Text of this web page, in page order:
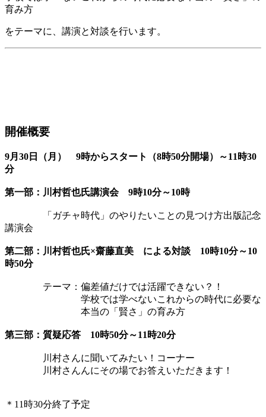
育み方
をテーマに、講演と対談を行います。
開催概要
9月30日（月） 9時からスタート（8時50分開場）～11時30
分
第一部：川村哲也氏講演会 9時10分～10時
「ガチャ時代」のやりたいことの見つけ方出版記念
講演会
第二部：川村哲也氏×齋藤直美 による対談 10時10分～10
時50分
テーマ：偏差値だけでは活躍できない？！
学校では学べないこれからの時代に必要な
本当の「賢さ」の育み方
第三部：質疑応答 10時50分～11時20分
川村さんに聞いてみたい！コーナー
川村さんんにその場でお答えいただきます！
＊11時30分終了予定